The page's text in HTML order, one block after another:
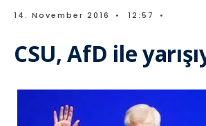
14. November 2016 • 12:57 •
CSU, AfD ile